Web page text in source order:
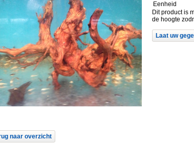
Eenheid
Dit product is
de hoogte
Laat uw
naar overzicht